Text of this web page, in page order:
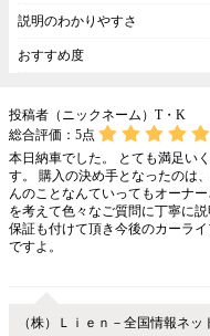
説明のわかりやすさ
おすすめ度
投稿者（ニックネーム）T・K
総合評価： 5点
本日納車でした。 とても満足い
す。 購入の決め手となったのは
んのことなんていってもオーナ
を考えて色々なご質問に丁寧に
保証も付けて頂き今後のカーラ
ですよ。
（株）Ｌｉｅｎ－全国情報ネッ